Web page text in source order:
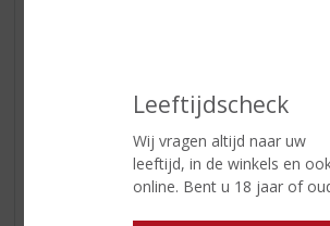
Leeftijdscheck
Wij vragen altijd naar uw
leeftijd, in de winkels en
online. Bent u 18 jaar of
of lekker in de
chocolademelk
Reviews